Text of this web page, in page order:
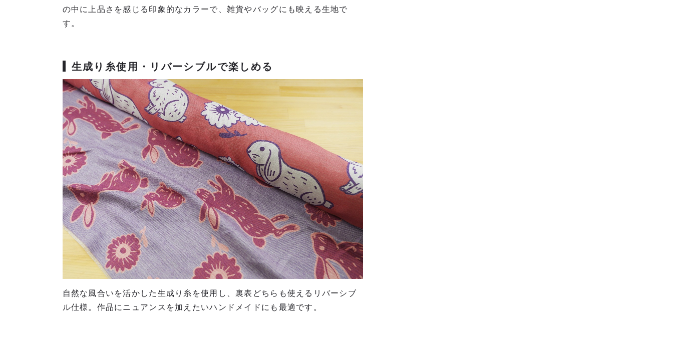
の中に上品さを感じる印象的なカラーで、雑貨やバッグにも映える生地で
す。
生成り糸使用・リバーシブルで楽しめる
自然な風合いを活かした生成り糸を使用し、裏表どちらも使えるリバーシブ
ル仕様。作品にニュアンスを加えたいハンドメイドにも最適です。